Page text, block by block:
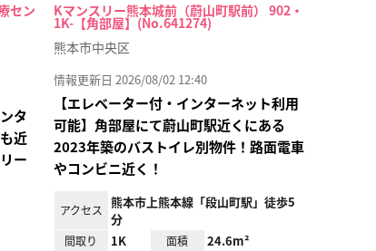
セン
タ
近
ー
Kマンスリー熊本城前（蔚山町駅前） 902・
1K-【角部屋】(No.641274)
熊本市中央区
情報更新日 2026/08/02 12:40
【エレベーター付・インターネット利用
可能】角部屋にて蔚山町駅近くにある
2023年築のバストイレ別物件！路面電車
やコンビニ近く！
アクセス
熊本市上熊本線「段山町駅」徒歩5
分
間取り 1K 面積 24.6m²